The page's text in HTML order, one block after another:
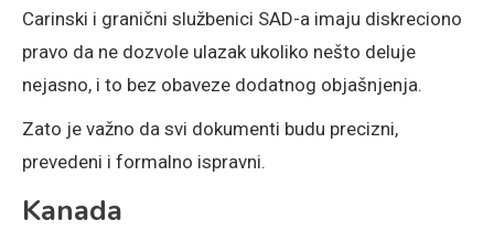
Carinski i granični službenici SAD-a imaju diskreciono
pravo da ne dozvole ulazak ukoliko nešto deluje
nejasno, i to bez obaveze dodatnog objašnjenja.
Zato je važno da svi dokumenti budu precizni,
prevedeni i formalno ispravni.
Kanada